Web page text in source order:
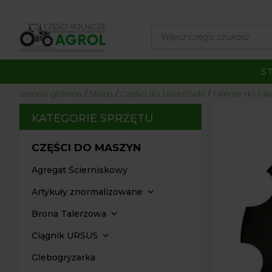
produktów
Strona główna / Sklep / Części do talerzówki /Talerze do
KATEGORIE SPRZĘTU
CZĘŚCI DO MASZYN
Agregat Ścierniskowy
Artykuły znormalizowane
Brona Talerzowa
Ciągnik URSUS
Glebogryzarka